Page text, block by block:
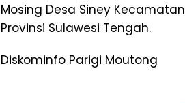
Mosing Desa Siney
Provinsi Sulawesi Tengah.
Diskominfo Parigi Moutong